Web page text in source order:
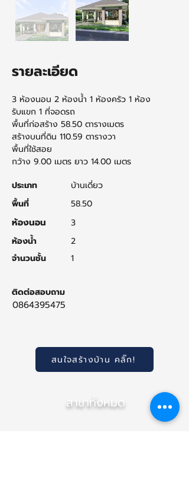
รายละเอียด
3 ห้องนอน 2 ห้องน้ำ 1 ห้องครัว 1 ห้อง
รับแขก 1 ที่จอดรถ
พื้นที่ก่อสร้าง 58.50 ตารางเมตร
สร้างบนที่ดิน 110.59 ตารางวา
พื้นที่ใช้สอย
กว้าง 9.00 เมตร ยาว 14.00 เมตร
ประเภท
บ้านเดี่ยว
พื้นที่
58.50
ห้องนอน
3
ห้องน้ำ
2
จำนวนชั้น
1
ติดต่อสอบถาม
0864395475
สนใจสร้างบ้าน คลิ๊ก!
สาขาทั้งหมด